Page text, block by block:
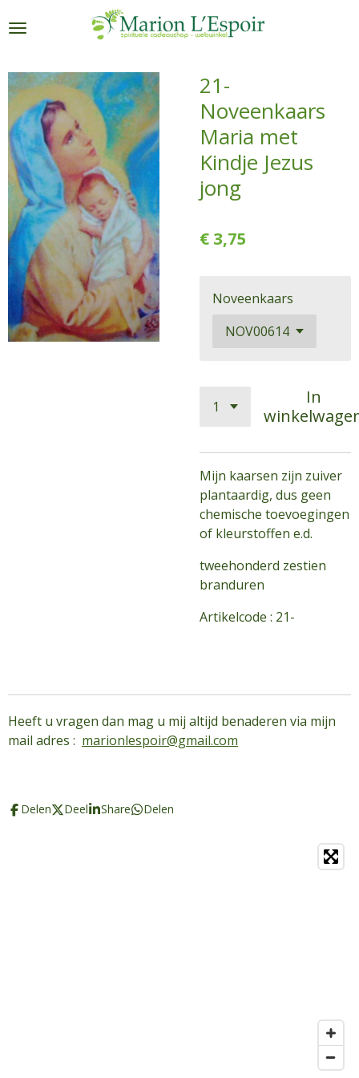
direct
de
hoofdinhoud
21-
Noveenkaars
Maria met
Kindje Jezus
jong
€ 3,75
Noveenkaars
In
Mijn kaarsen zijn zuiver
plantaardig, dus geen
chemische toevoegingen
of kleurstoffen e.d.
tweehonderd zestien
branduren
Artikelcode : 21-
Heeft u vragen dan mag u mij altijd benaderen via mijn
mail adres : marionlespoir@gmail.com
Delen Deel Share Delen